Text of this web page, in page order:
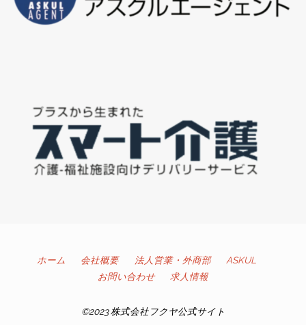
ホーム 会社概要 法人営業・外商部
ASKUL
お問い合わせ
求人情報
©2023 株式会社フクヤ公式サイト